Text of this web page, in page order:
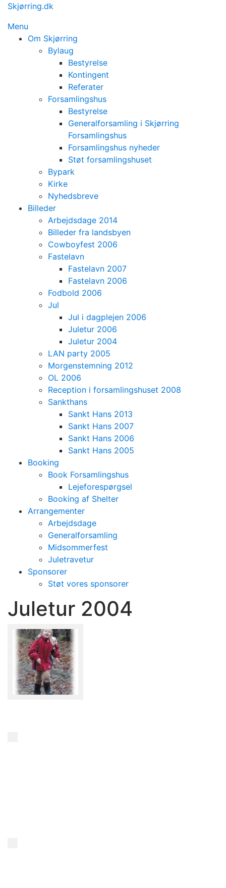
Spring
indhold
Skjørring.dk
Menu
Om Skjørring
Bylaug
Bestyrelse
Kontingent
Referater
Forsamlingshus
Bestyrelse
Generalforsamling i Skjørring
Forsamlingshus
Forsamlingshus nyheder
Støt forsamlingshuset
Bypark
Kirke
Nyhedsbreve
Billeder
Arbejdsdage 2014
Billeder fra landsbyen
Cowboyfest 2006
Fastelavn
Fastelavn 2007
Fastelavn 2006
Fodbold 2006
Jul
Jul i dagplejen 2006
Juletur 2006
Juletur 2004
LAN party 2005
Morgenstemning 2012
OL 2006
Reception i forsamlingshuset 2008
Sankthans
Sankt Hans 2013
Sankt Hans 2007
Sankt Hans 2006
Sankt Hans 2005
Booking
Book Forsamlingshus
Lejeforespørgsel
Booking af Shelter
Arrangementer
Arbejdsdage
Generalforsamling
Midsommerfest
Juletravetur
Sponsorer
Støt vores sponsorer
Juletur 2004